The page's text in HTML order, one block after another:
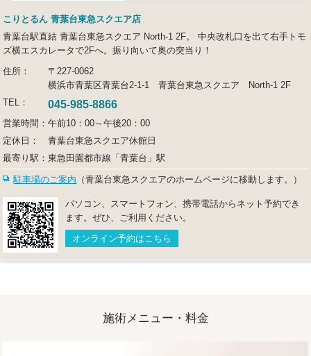
こりとるん 青葉台東急スクエア店
青葉台駅直結 青葉台東急スクエア North-1 2F。 中央改札口を出て右手トモ
ズ横エスカレータで2Fへ。振り向いて奥の突当り！
住所：
〒227-0062
横浜市青葉区青葉台2-1-1 青葉台東急スクエア North-1 2F
TEL：
045-985-8866
営業時間：午前10：00～午後20：00
定休日：
青葉台東急スクエア休館日
最寄り駅：東急田園都市線「青葉台」駅
駐車場のご案内 （青葉台東急スクエアのホームページに移動します。）
パソコン、スマートフォン、携帯電話からネット予約でき
ます。ぜひ、ご利用ください。
オンライン予約はこちら
施術メニュー・料金